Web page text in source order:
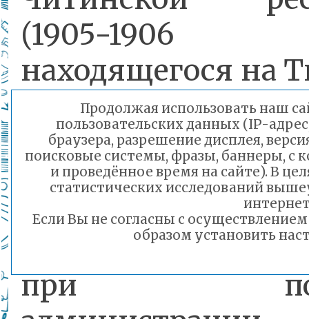
(1905-1906
находящегося на
сопке.
Представители
при
Продолжая использовать наш
пользовательских данных (IP-
браузера, разрешение дисплея,
поисковые системы, фразы, баннеры, с
и проведённое время на сайте). В
статистических исследований
Если Вы не согласны с
образом установить